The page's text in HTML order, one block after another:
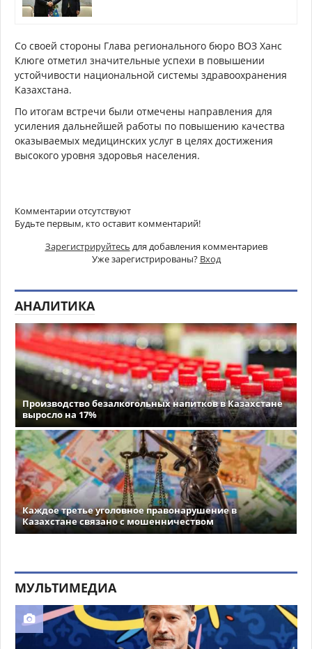
Со своей стороны Глава регионального бюро ВОЗ Ханс
Клюге отметил значительные успехи в повышении
устойчивости национальной системы здравоохранения
Казахстана.
По итогам встречи были отмечены направления для
усиления дальнейшей работы по повышению качества
оказываемых медицинских услуг в целях достижения
высокого уровня здоровья населения.
Комментарии отсутствуют
Будьте первым, кто оставит комментарий!
Зарегистрируйтесь для добавления комментариев
Уже зарегистрированы? Вход
АНАЛИТИКА
Производство безалкогольных напитков в Казахстане
выросло на 17%
Каждое третье уголовное правонарушение в
Казахстане связано с мошенничеством
МУЛЬТИМЕДИА